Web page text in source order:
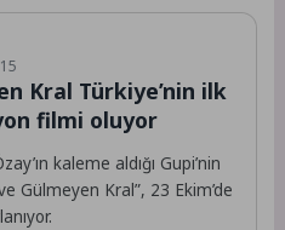
Kral Türkiye’nin ilk
filmi oluyor
kaleme aldığı Gupi’nin
Gülmeyen Kral”, 23 Ekim’de